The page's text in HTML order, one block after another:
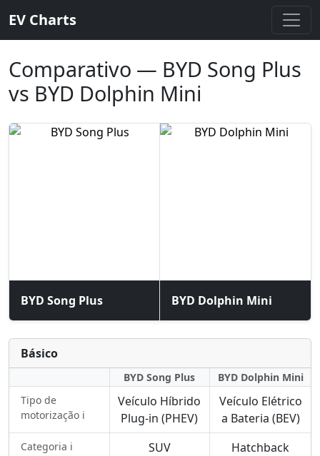
EV Charts
Comparativo — BYD Song Plus
vs BYD Dolphin Mini
BYD Song Plus BYD Dolphin Mini
Básico
BYD Song Plus
BYD Dolphin Mini
Tipo de
motorização ℹ️
Veículo Híbrido
Plug-in (PHEV)
Veículo Elétrico
a Bateria (BEV)
Categoria ℹ️ SUV Hatchback